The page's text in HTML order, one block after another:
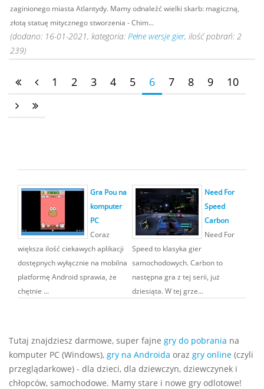
zaginionego miasta Atlantydy. Mamy odnaleźć wielki skarb: magiczną,
złotą statuę mitycznego stworzenia - Chim...
(dodano: 16-01-2021, kategoria: Pełne wersje gier, ilość pobrań: 2
239)
1 2 3 4 5 6 7 8 9 10
Gra Pou na
komputer
PC
Coraz
większa ilość ciekawych aplikacji
dostępnych wyłącznie na mobilna
platformę Android sprawia, że
chętnie ...
Need For
Speed
Carbon
Need For
Speed to klasyka gier
samochodowych. Carbon to
następna gra z tej serii, już
dziesiąta. W tej grze...
Tutaj znajdziesz darmowe, super fajne gry do pobrania na
komputer PC (Windows), gry na Androida oraz gry online (czyli
przeglądarkowe) - dla dzieci, dla dziewczyn, dziewczynek i
chłopców, samochodowe. Mamy stare i nowe gry odlotowe!